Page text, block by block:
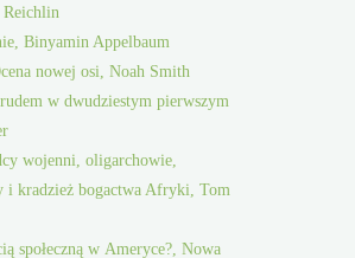
Binyamin Appelbaum
nowej osi, Noah Smith
w dwudziestym pierwszym
wojenni, oligarchowie,
i kradzież bogactwa Afryki, Tom
społeczną w Ameryce?, Nowa